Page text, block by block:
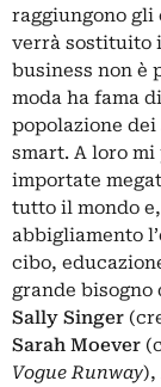
raggiungono gli
verrà sostituito
business non è
moda ha fama
popolazione
smart. A loro
importate
tutto il mondo
abbigliamento
cibo,
grande
Sally Singer
Sarah Moever
Vogue Runway),